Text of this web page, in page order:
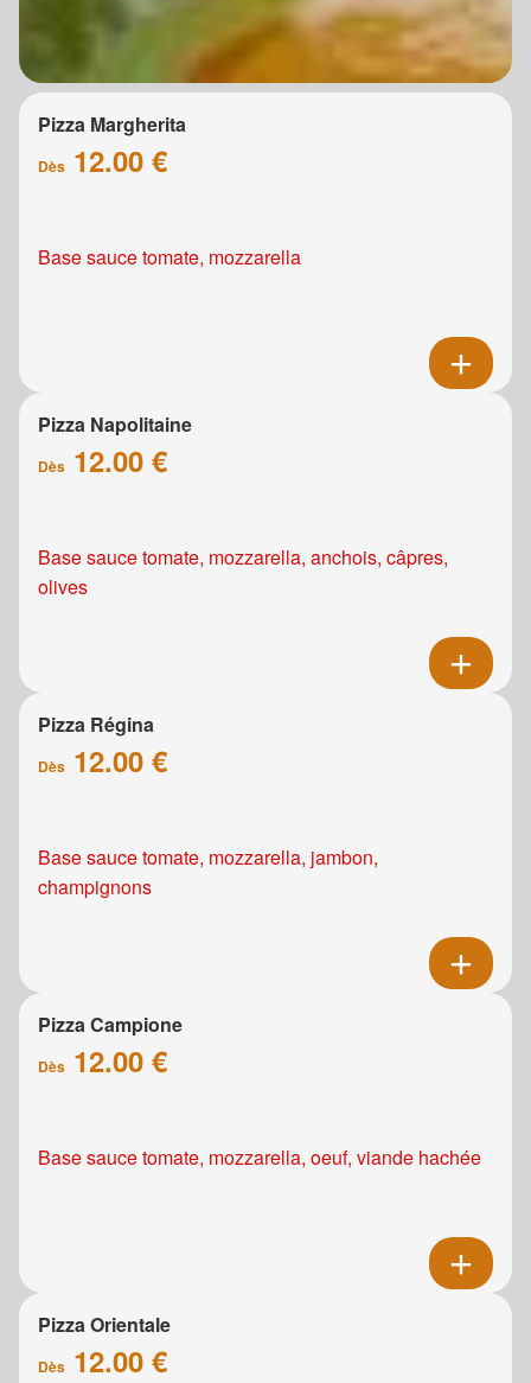
Pizza Margherita
Dès 12.00 €
Base sauce tomate, mozzarella
Pizza Napolitaine
Dès 12.00 €
Base sauce tomate, mozzarella, anchois, câpres,
olives
Pizza Régina
Dès 12.00 €
Base sauce tomate, mozzarella, jambon,
champignons
Pizza Campione
Dès 12.00 €
Base sauce tomate, mozzarella, oeuf, viande hachée
Pizza Orientale
Dès 12.00 €